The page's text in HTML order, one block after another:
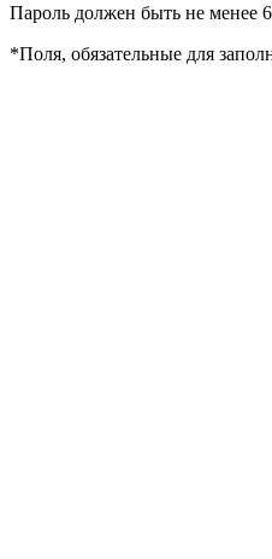
Пароль должен быть не менее
*Поля, обязательные для